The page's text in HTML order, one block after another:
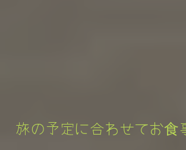
旅の予定に合わせてお食